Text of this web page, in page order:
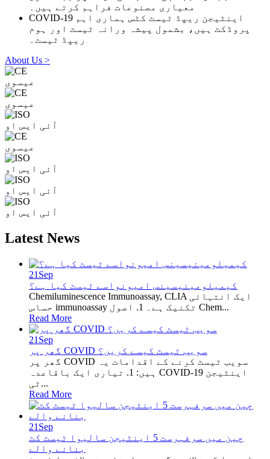
معیاری مصنوعات فراہم کرتے ہیں۔
COVID-19 اینٹیجن ریپڈ ٹیسٹ کٹس ہماری اہم
پروڈکٹ ہیں، بشمول پیشہ ورانہ ٹیسٹ اور ہوم
ریپڈ ٹیسٹ۔
About Us >
عیسوی
عیسوی
آئی ایس او
عیسوی
آئی ایس او
آئی ایس او
آئی ایس او
Latest News
21 Sep
کیمیلومینیسینس امیونواسے ٹیسٹ کیا ہے؟
Chemiluminescence Immunoassay, CLIA ایک انتہائی
حساس immunoassay تکنیک ہے۔ 1. اصول Chem...
Read More
21 Sep
گھر پر COVID سویب ٹیسٹ کیسے کریں؟
گھر پر COVID سویب ٹیسٹ کرنے کے اقدامات یہ
ہیں: 1. تیاری ایک باقاعدہ COVID-19 اینٹیجن
ٹی...
Read More
21 Sep
چین میں سرفہرست 5 اینٹیجن سالیوا ٹیسٹ کٹ
بنانے والے